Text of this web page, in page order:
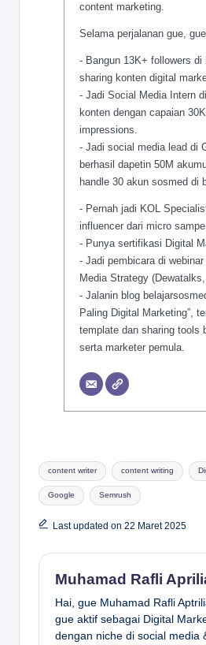
content marketing.
Selama perjalanan gue,
- Bangun 13K+ followers di
sharing konten digital
- Jadi Social Media Intern
konten dengan capaian
impressions.
- Jadi social media lead di
berhasil dapetin 50M
handle 30 akun sosmed di
- Pernah jadi KOL
influencer dari micro
- Punya sertifikasi Digital
- Jadi pembicara di
Media Strategy
- Jalanin blog
Paling Digital Marketing”,
template dan sharing tools
serta marketer pemula.
Tags:
content writer content writing
Google Semrush
Last updated on 22 Maret 2025
Muhamad Rafli
Hai, gue Muhamad Rafli
gue aktif sebagai Digital
dengan niche di social media